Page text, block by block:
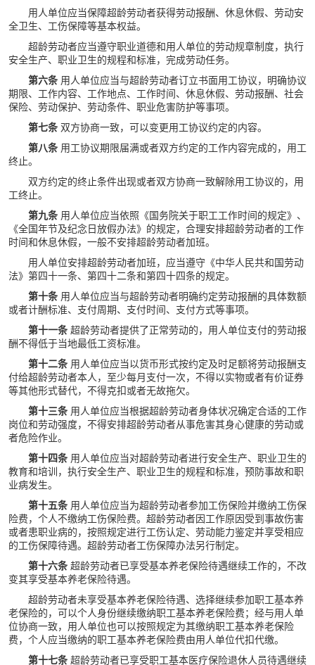
用人单位应当保障超龄劳动者获得劳动报酬、休息休假、劳动安
全卫生、工伤保障等基本权益。
超龄劳动者应当遵守职业道德和用人单位的劳动规章制度，执行
安全生产、职业卫生的规程和标准，完成劳动任务。
第六条用人单位应当与超龄劳动者订立书面用工协议，明确协议
期限、工作内容、工作地点、工作时间、休息休假、劳动报酬、社会
保险、劳动保护、劳动条件、职业危害防护等事项。
第七条双方协商一致，可以变更用工协议约定的内容。
第八条用工协议期限届满或者双方约定的工作内容完成的，用工
终止。
双方约定的终止条件出现或者双方协商一致解除用工协议的，用
工终止。
第九条用人单位应当依照《国务院关于职工工作时间的规定》、
《全国年节及纪念日放假办法》的规定，合理安排超龄劳动者的工作
时间和休息休假，一般不安排超龄劳动者加班。
用人单位安排超龄劳动者加班，应当遵守《中华人民共和国劳动
法》第四十一条、第四十二条和第四十四条的规定。
第十条用人单位应当与超龄劳动者明确约定劳动报酬的具体数额
或者计酬标准、支付周期、支付时间、支付方式等事项。
第十一条超龄劳动者提供了正常劳动的，用人单位支付的劳动报
酬不得低于当地最低工资标准。
第十二条用人单位应当以货币形式按约定及时足额将劳动报酬支
付给超龄劳动者本人，至少每月支付一次，不得以实物或者有价证券
等其他形式替代，不得克扣或者无故拖欠。
第十三条用人单位应当根据超龄劳动者身体状况确定合适的工作
岗位和劳动强度，不得安排超龄劳动者从事危害其身心健康的劳动或
者危险作业。
第十四条用人单位应当对超龄劳动者进行安全生产、职业卫生的
教育和培训，执行安全生产、职业卫生的规程和标准，预防事故和职
业病发生。
第十五条用人单位应当为超龄劳动者参加工伤保险并缴纳工伤保
险费，个人不缴纳工伤保险费。超龄劳动者因工作原因受到事故伤害
或者患职业病的，按照规定进行工伤认定、劳动能力鉴定并享受相应
的工伤保障待遇。超龄劳动者工伤保障办法另行制定。
第十六条超龄劳动者已享受基本养老保险待遇继续工作的，不改
变其享受基本养老保险待遇。
超龄劳动者未享受基本养老保险待遇、选择继续参加职工基本养
老保险的，可以个人身份继续缴纳职工基本养老保险费；经与用人单
位协商一致，用人单位也可以按照规定为其缴纳职工基本养老保险
费，个人应当缴纳的职工基本养老保险费由用人单位代扣代缴。
第十七条超龄劳动者已享受职工基本医疗保险退休人员待遇继续